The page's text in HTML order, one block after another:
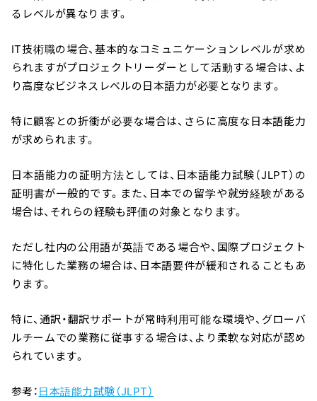
るレベルが異なります。
IT技術職の場合、基本的なコミュニケーションレベルが求め
られますがプロジェクトリーダーとして活動する場合は、よ
り高度なビジネスレベルの日本語力が必要となります。
特に顧客との折衝が必要な場合は、さらに高度な日本語能力
が求められます。
日本語能力の証明方法としては、日本語能力試験（JLPT）の
証明書が一般的です。また、日本での留学や就労経験がある
場合は、それらの経験も評価の対象となります。
ただし社内の公用語が英語である場合や、国際プロジェクト
に特化した業務の場合は、日本語要件が緩和されることもあ
ります。
特に、通訳・翻訳サポートが常時利用可能な環境や、グローバ
ルチームでの業務に従事する場合は、より柔軟な対応が認め
られています。
参考： 日本語能力試験（JLPT）